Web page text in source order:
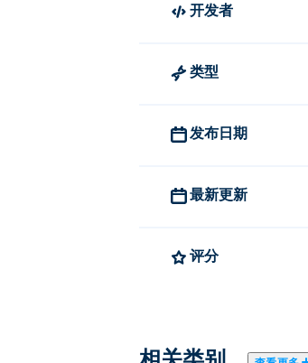
我可以在手机和电脑
开发者
类型
发布日期
最新更新
评分